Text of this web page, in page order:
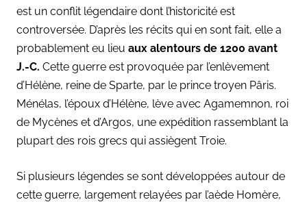
est un conflit légendaire dont l’historicité est
controversée. D’après les récits qui en sont fait, elle a
probablement eu lieu aux alentours de 1200 avant
J.-C. Cette guerre est provoquée par l’enlèvement
d’Hélène, reine de Sparte, par le prince troyen Pâris.
Ménélas, l’époux d’Hélène, lève avec Agamemnon, roi
de Mycènes et d’Argos, une expédition rassemblant la
plupart des rois grecs qui assiègent Troie.
Si plusieurs légendes se sont développées autour de
cette guerre, largement relayées par l’aède Homère,